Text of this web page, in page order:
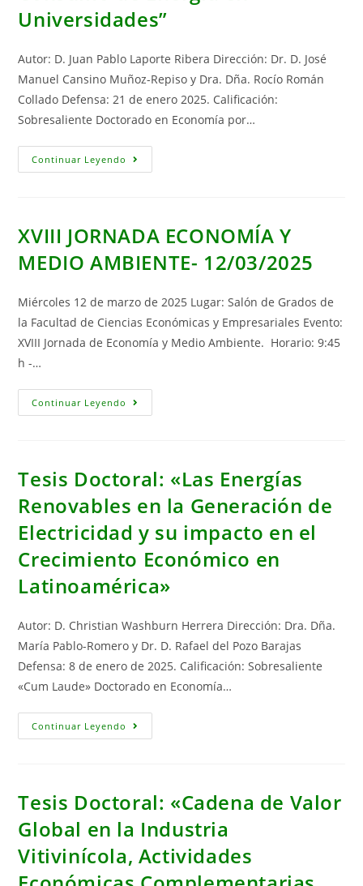
Universidades”
Autor: D. Juan Pablo Laporte Ribera Dirección: Dr. D. José
Manuel Cansino Muñoz-Repiso y Dra. Dña. Rocío Román
Collado Defensa: 21 de enero 2025. Calificación:
Sobresaliente Doctorado en Economía por…
Continuar Leyendo Tesis
Doctoral:
Educación
Superior:
Análisis
Integral
Consumo
De
Energía
En
Universidades”
XVIII JORNADA ECONOMÍA Y
MEDIO AMBIENTE- 12/03/2025
Miércoles 12 de marzo de 2025 Lugar: Salón de Grados de
la Facultad de Ciencias Económicas y Empresariales Evento:
XVIII Jornada de Economía y Medio Ambiente. Horario: 9:45
h -…
Continuar Leyendo XVIII
JORNADA
12/03/2025
Tesis Doctoral: «Las Energías
Renovables en la Generación de
Electricidad y su impacto en el
Crecimiento Económico en
Latinoamérica»
Autor: D. Christian Washburn Herrera Dirección: Dra. Dña.
María Pablo-Romero y Dr. D. Rafael del Pozo Barajas
Defensa: 8 de enero de 2025. Calificación: Sobresaliente
«Cum Laude» Doctorado en Economía…
Continuar Leyendo Tesis
Doctoral:
Generación
Electricidad
Y
Impacto
Tesis Doctoral: «Cadena de Valor
Global en la Industria
Vitivinícola, Actividades